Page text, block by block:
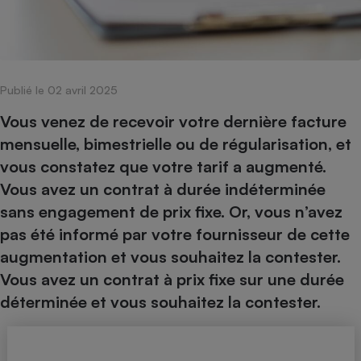
Publié le 02 avril 2025
Vous venez de recevoir votre dernière facture
mensuelle, bimestrielle ou de régularisation, et
vous constatez que votre tarif a augmenté.
Vous avez un contrat à durée indéterminée
sans engagement de prix fixe. Or, vous n’avez
pas été informé par votre fournisseur de cette
augmentation et vous souhaitez la contester.
Vous avez un contrat à prix fixe sur une durée
déterminée et vous souhaitez la contester.
Sécurité - Hygiène
Supermarché - Drive
Assurance
Banque - Crédit
Circulation routière
Contrôle technique -
Comparateur auto
Supermarché - Drive
Comparatif plaque à
Comparatif hotte
Comparatif climatiseur
Comparatif aspirateur
Comparatif aspirateur
Comparatif cafetière
Comparatif robot cuiseur
Comparatif centrale
Électricité - Gaz
Comparatif barre de son
Comparatif imprimante
Comparatif ordinateur
Comparatif ultrabook
Comparatif tablette
Image et son
Informatique
Crédit immobilier
Comparatif poêle à
Comparatif radiateur
Aménagement
Bricolage - Jardinage
Chauffage
Produit d'entretien
Sécurité domestique
Hygiène - Beauté
Maladie - Médecine -
Système de santé -
Retraite
Choisir son fioul
Comparateur assurance emprunteur
Energie Moins Chère Ensemble
Tous les comparateurs
Toutes les cartes interactives
Speedtest - Testez le débit de votre
connexion Internet